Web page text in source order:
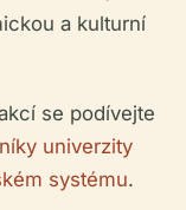
a kulturní
se podívejte
univerzity
systému.